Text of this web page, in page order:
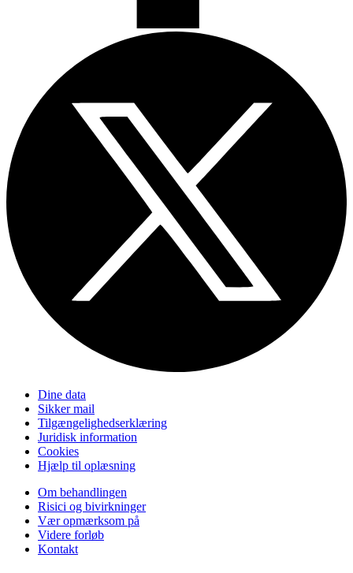
Dine data
Sikker mail
Tilgængelighedserklæring
Juridisk information
Cookies
Hjælp til oplæsning
Om behandlingen
Risici og bivirkninger
Vær opmærksom på
Videre forløb
Kontakt